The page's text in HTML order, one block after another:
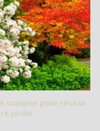
complet pour réussir
jardin